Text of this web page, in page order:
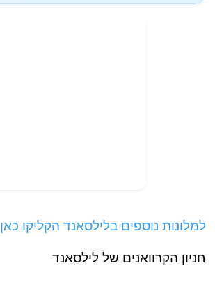
למלונות נוספים בלילסאנד הקליקו כאן
חניון הקרוואנים של לילסאנד